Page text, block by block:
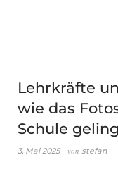
Lehrkräfte
wie das
Schule
3. Mai 2025 von stefan